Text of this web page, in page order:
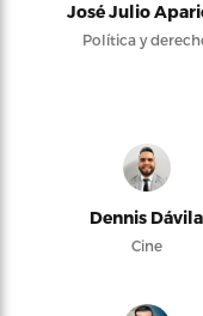
José Julio
Política y
Dennis Dávila
Cine